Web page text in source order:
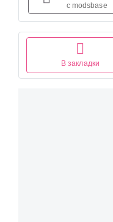
В закладки
с modsbase